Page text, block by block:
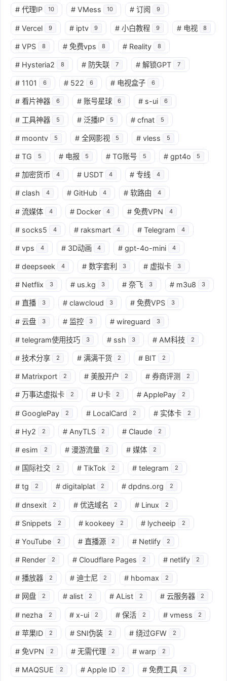
# 代理IP 10 # VMess 10 # 订阅 9
# Vercel 9 # iptv 9 # 小白教程 9 # 电视 8
# VPS 8 # 免费vps 8 # Reality 8
# Hysteria2 8 # 防失联 7 # 解锁GPT 7
# 1101 6 # 522 6 # 电视盒子 6
# 看片神器 6 # 账号星球 6 # s-ui 6
# 工具神器 5 # 泛播IP 5 # cfnat 5
# moontv 5 # 全网影视 5 # vless 5
# TG 5 # 电报 5 # TG账号 5 # gpt4o 5
# 加密货币 4 # USDT 4 # 专线 4
# clash 4 # GitHub 4 # 软路由 4
# 流媒体 4 # Docker 4 # 免费VPN 4
# socks5 4 # raksmart 4 # Telegram 4
# vps 4 # 3D动画 4 # gpt-4o-mini 4
# deepseek 4 # 数字套利 3 # 虚拟卡 3
# Netflix 3 # us.kg 3 # 奈飞 3 # m3u8 3
# 直播 3 # clawcloud 3 # 免费VPS 3
# 云盘 3 # 监控 3 # wireguard 3
# telegram使用技巧 3 # ssh 3 # AM科技 2
# 技术分享 2 # 满满干货 2 # BIT 2
# Matrixport 2 # 美股开户 2 # 券商评测 2
# 万事达虚拟卡 2 # U卡 2 # ApplePay 2
# GooglePay 2 # LocalCard 2 # 实体卡 2
# Hy2 2 # AnyTLS 2 # Claude 2
# esim 2 # 漫游流量 2 # 媒体 2
# 国际社交 2 # TikTok 2 # telegram 2
# tg 2 # digitalplat 2 # dpdns.org 2
# dnsexit 2 # 优选域名 2 # Linux 2
# Snippets 2 # kookeey 2 # lycheeip 2
# YouTube 2 # 直播源 2 # Netlify 2
# Render 2 # Cloudflare Pages 2 # netlify 2
# 播放器 2 # 迪士尼 2 # hbomax 2
# 网盘 2 # alist 2 # AList 2 # 云服务器 2
# nezha 2 # x-ui 2 # 保活 2 # vmess 2
# 苹果ID 2 # SNI伪装 2 # 绕过GFW 2
# 免VPN 2 # 无需代理 2 # warp 2
# MAQSUE 2 # Apple ID 2 # 免费工具 2